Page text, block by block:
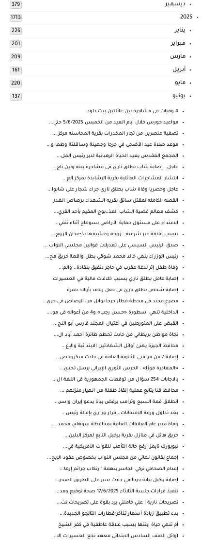
ديسمبر 379
2025
1713
يناير 226
فبراير 201
مارس 209
أبريل 161
مايو 220
يونيو 137
4 وفيات في مشاجرة بين عائلتين بيت داود
مواعيد حورس خلال ايام العيد من الخميس 5/6/2025 حتي...
تصفية عنصرين من تجار المخدرات بقرية المحاسنه مركز ...
موعد صلاة عيد الأضحى في جرجا وجهينة وساقلتة وطما و...
المجمع المقدس يعيد الحياة الرهبانية لدير رئيس المل...
عاجل.. إصابة شاب بطلق نارى فى مشاجرة بينه وبين تاج...
انتشار المشاجرات العائلية بقرية الرشايدة بمركز الع...
عاجل وحصريا وفاة شاب بطلق نارى جراء شجار على شابوا...
القصه الكامله لمقتل سائق بقريه الشهداء برصاص الغدر
كشف معالم قضية الشاب المذ،،بوح المقيم بأحد القري...
الاعتداء على مسئول حماية الأراضي بسوهاج أثناء تنفي...
بسبب علاقة غير شرعية.. زوجة وعشيقها يذ؛؛بحان الزوج...
صدق الرئيس السيسي على تعديلات قوانين مجلسي النواب ...
رئيس الوزراء ينعي خالد محمد شوقي بطل واقعة حريق مح...
وفاة طفل إثر لدغة عقرب في حاجر دنفيق بنقادة.. والم...
إصابة عامل بطلق ناري بسبب خلافات مالية في العسيرات
إصابة شخص بطلق ناري فى حفل زفاف بأولاد حمزة
مصرع مجند في محطة قطار جرجا بوابل من الرصاص في جري...
الداخلية تنهي اسطورة «حسن رجب» و4 من أعوانه فى مو....
القبض على المتورطين في اغتيال المجند فارس أبو النج...
نجاة مواطن بريطاني من حادث تحطم طائرة أحمد آباد ال...
محافظ الجيزة يهنئ أوائل الشهادتين الابتدائية والإع...
إصابة 7 من مراقبي الثانوية العامة في حادث ميكروباص...
«المغادرة فورًا».. الحرس الثوري الإيراني يرسل تحذي...
بالاجابات 254 سؤال من توقعات الجمهورية فى اللغة ال...
محافظ قنا يتابع عملية إنقاذ طفلة من انهيار منزلهم ...
انطلاق قمة السبع وترامب يرفض بيانا يدعو إيران وإسر...
بعد تداول ورقة الامتحانات.. قرار وزاري بإقالة رئيس...
وفاة مدير عام العلاقات العامة بمحافظة سوهاج، محمد ...
حريق هائل في منازل بقرية برخيل التابع لمركز البلين...
نيويورك تايمز: رفع حالة التأهب للقوات الأمريكية في...
إجماع بقانون نهائي من مجلس النواب بخصوص عقود الإيج...
إعدام الصحافي تركي الجاسر بتهمة "ارتكاب جرائم إرها...
إصابة وكيل نيابة جرجا في حادث سير على الطريق الصحر...
تنفيذ قرارات جلسة الثلاثاء 17/6/2025 صحة توقيع ومد...
تصريحات نارية | علي خامنئي يرد بقوة على تصريحات نت...
بدء تطبيق زيادة أسعار تذاكر قطارات التالجو الجديدة...
أم تنهي حياة ابنتها بسبب علاقة عاطفية في كفر الشيخ
اوائل الصف السادس الابتدائى معهد نجع العسيرات الا...